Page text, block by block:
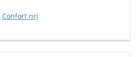
Confort nrj